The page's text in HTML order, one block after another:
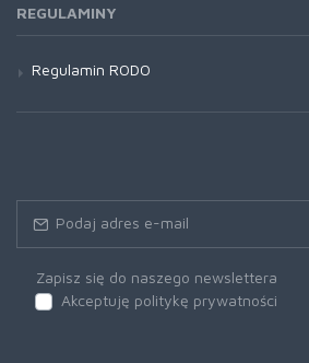
REGULAMINY
Regulamin RODO
Zapisz się do naszego newslettera
Akceptuję politykę prywatności